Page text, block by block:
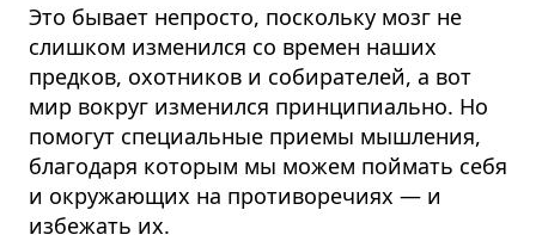
Это бывает непросто, поскольку мозг не
слишком изменился со времен наших
предков, охотников и собирателей, а вот
мир вокруг изменился принципиально. Но
помогут специальные приемы мышления,
благодаря которым мы можем поймать себя
и окружающих на противоречиях — и
избежать их.